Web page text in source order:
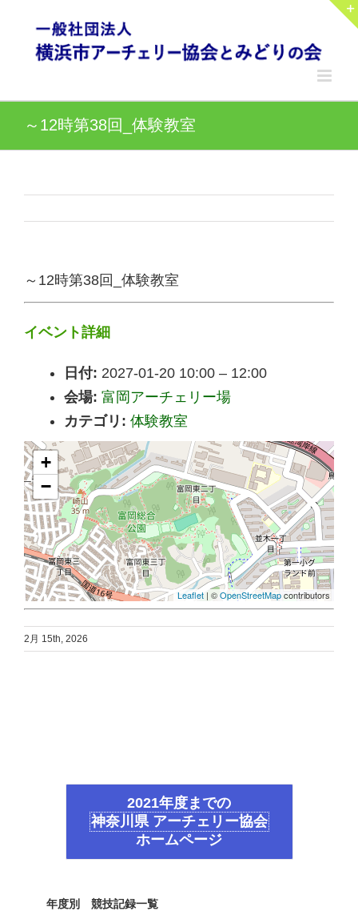
content
～12時第38回_体験教室
～12時第38回_体験教室
イベント詳細
日付: 2027-01-20 10:00 – 12:00
会場: 富岡アーチェリー場
カテゴリ: 体験教室
+
−
Leaflet | ©OpenStreetMapcontributors
2月 15th, 2026
2021年度までの
神奈川県 アーチェリー協会
ホームページ
年度別 競技記録一覧